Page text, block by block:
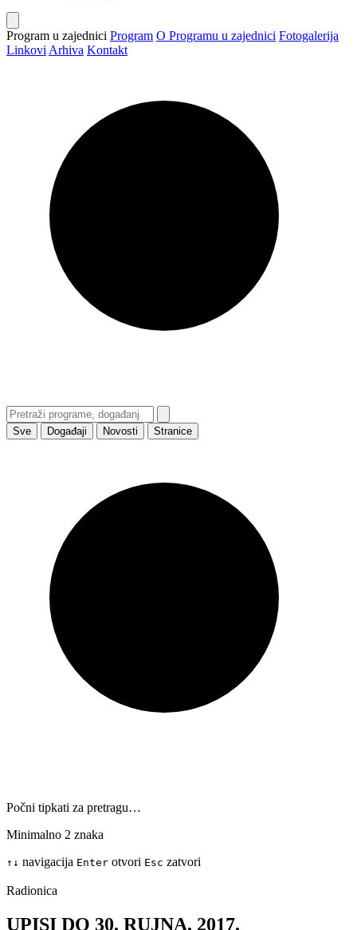
Program u zajednici Program O Programu u zajednici Fotogalerija
Linkovi Arhiva Kontakt
Sve Događaji Novosti Stranice
Počni tipkati za pretragu…
Minimalno 2 znaka
↑ ↓ navigacija Enter otvori Esc zatvori
Radionica
UPISI DO 30. RUJNA, 2017.